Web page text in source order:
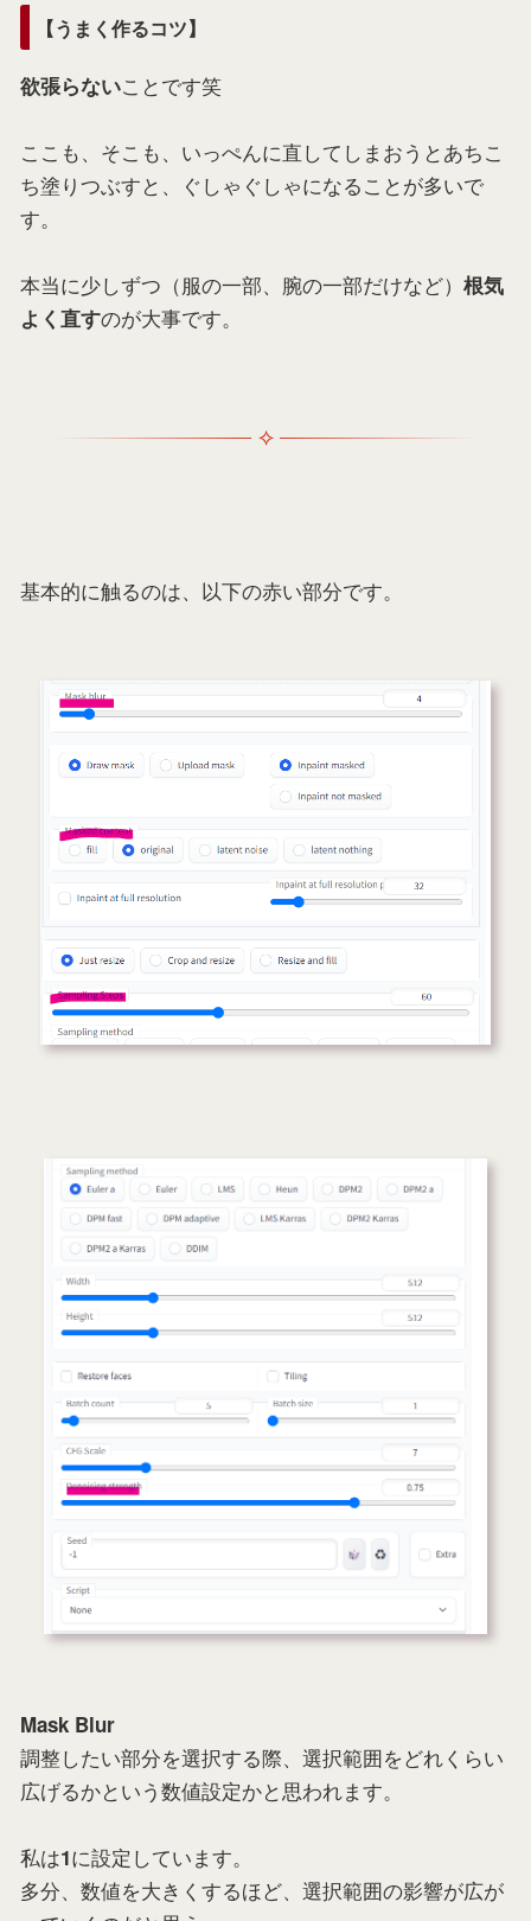
【うまく作るコツ】
欲張らないことです笑
ここも、そこも、いっぺんに直してしまおうとあちこ
ち塗りつぶすと、ぐしゃぐしゃになることが多いで
す。
本当に少しずつ（服の一部、腕の一部だけなど） 根気
よく直すのが大事です。
基本的に触るのは、以下の赤い部分です。
Mask Blur
調整したい部分を選択する際、選択範囲をどれくらい
広げるかという数値設定かと思われます。
私は1に設定しています。
多分、数値を大きくするほど、選択範囲の影響が広が